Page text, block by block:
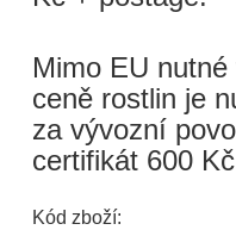
Mimo EU
ceně rostlin je
za vývozní
certifikát 600
Kód zboží: